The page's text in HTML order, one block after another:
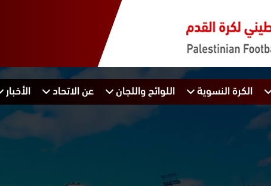
الكرة النسوية اللوائح واللجان عن الاتحاد الأخبار